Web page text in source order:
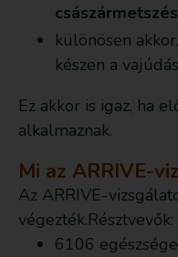
különösen
készen a
Ez akkor is igaz, ha
alkalmaznak.
Mi az ARRIVE-
Az ARRIVE-
végezték.Résztvevők:
6106